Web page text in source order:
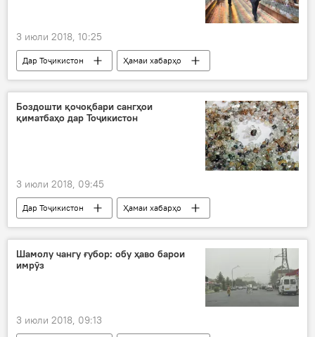
3 июли 2018, 10:25
Дар Тоҷикистон
Ҳамаи хабарҳо
ноҳия
Раҳмон
Исмоили Сомонӣ
Эмомалӣ Раҳмон
кӯдак
Рустами Эмомалӣ
Боздошти қочоқбари сангҳои
қиматбаҳо дар Тоҷикистон
3 июли 2018, 09:45
Дар Тоҷикистон
Ҳамаи хабарҳо
қочоқ
пулис
сангҳои қиматбаҳо
Ёқут
Ҷомӣ ВКД
Шамолу чангу ғубор: обу ҳаво барои
имрӯз
3 июли 2018, 09:13